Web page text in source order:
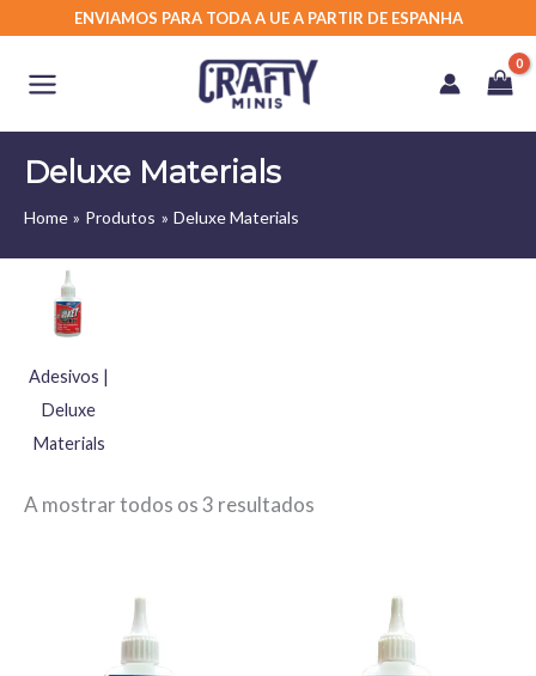
content
ENVIAMOS PARA TODA A UE A PARTIR DE ESPANHA
Deluxe Materials
Home Produtos Deluxe Materials
Adesivos |
Deluxe
Materials
A mostrar todos os 3 resultados